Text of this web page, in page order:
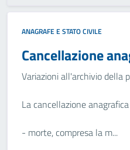
ANAGRAFE E STATO CIVILE
Cancellazione
Variazioni all'archivio della
La cancellazione
- morte, compresa la m...